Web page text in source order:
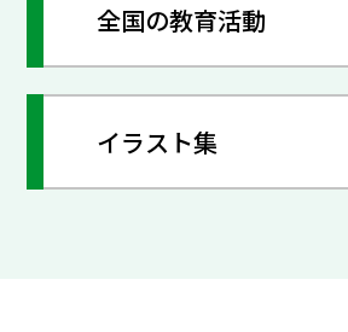
全国の教育活動
イラスト集